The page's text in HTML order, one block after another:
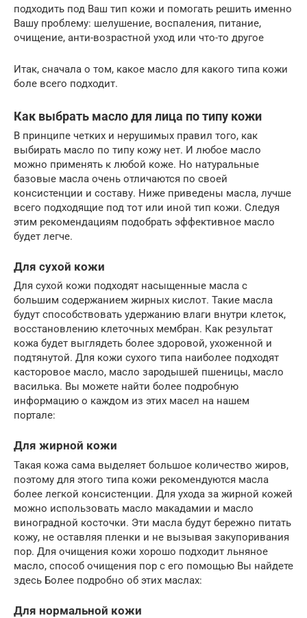
подходить под Ваш тип кожи и помогать решить именно
Вашу проблему: шелушение, воспаления, питание,
очищение, анти-возрастной уход или что-то другое
Итак, сначала о том, какое масло для какого типа кожи
боле всего подходит.
Как выбрать масло для лица по типу кожи
В принципе четких и нерушимых правил того, как
выбирать масло по типу кожу нет. И любое масло
можно применять к любой коже. Но натуральные
базовые масла очень отличаются по своей
консистенции и составу. Ниже приведены масла, лучше
всего подходящие под тот или иной тип кожи. Следуя
этим рекомендациям подобрать эффективное масло
будет легче.
Для сухой кожи
Для сухой кожи подходят насыщенные масла с
большим содержанием жирных кислот. Такие масла
будут способствовать удержанию влаги внутри клеток,
восстановлению клеточных мембран. Как результат
кожа будет выглядеть более здоровой, ухоженной и
подтянутой. Для кожи сухого типа наиболее подходят
касторовое масло, масло зародышей пшеницы, масло
василька. Вы можете найти более подробную
информацию о каждом из этих масел на нашем
портале:
Для жирной кожи
Такая кожа сама выделяет большое количество жиров,
поэтому для этого типа кожи рекомендуются масла
более легкой консистенции. Для ухода за жирной кожей
можно использовать масло макадамии и масло
виноградной косточки. Эти масла будут бережно питать
кожу, не оставляя пленки и не вызывая закупоривания
пор. Для очищения кожи хорошо подходит льняное
масло, способ очищения пор с его помощью Вы найдете
здесь Более подробно об этих маслах:
Для нормальной кожи